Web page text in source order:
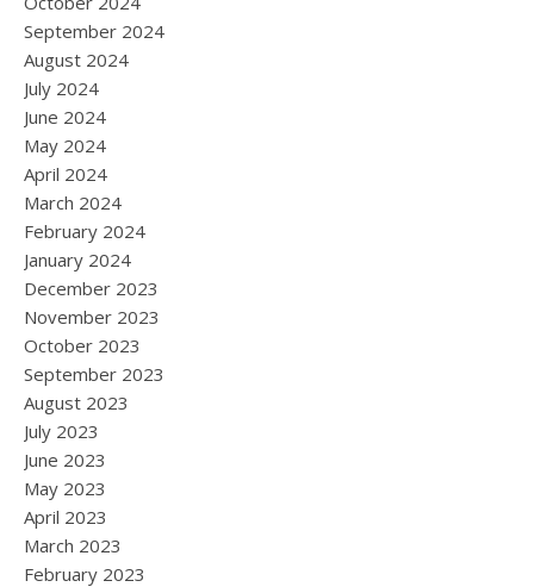
September 2024
August 2024
July 2024
June 2024
May 2024
April 2024
March 2024
February 2024
January 2024
December 2023
November 2023
October 2023
September 2023
August 2023
July 2023
June 2023
May 2023
April 2023
March 2023
February 2023